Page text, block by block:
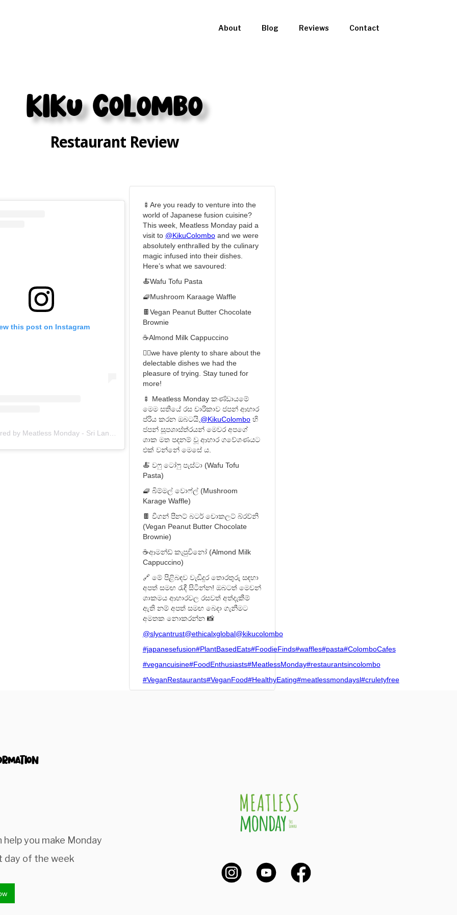
About Blog Reviews Contact
KIKU Colombo
Restaurant Review
this post on Instagram
🍢Are you ready to venture into the
world of Japanese fusion cuisine?
This week, Meatless Monday paid a
visit to @KikuColomboand we were
absolutely enthralled by the culinary
magic infused into their dishes.
Here’s what we savoured:
🍝Wafu Tofu Pasta
🧇Mushroom Karaage Waffle
🍫Vegan Peanut Butter Chocolate
Brownie
☕️Almond Milk Cappuccino
👇🏼we have plenty to share about the
delectable dishes we had the
pleasure of trying. Stay tuned for
more!
🍢 Meatless Monday කණ්ඩායමේ
මෙම සතියේ රස චාරිකාව ජපන් ආහාර
ප්රිය කරන ඔබටයි, @KikuColomboහි
ජපන් සූපශාස්ත්රයන් මෙවර අපගේ
ශාක මත පදනම් වූ ආහාර ගවේශණයට
එක් වන්නේ මෙසේ ය.
🍝 වෆු ටෝෆු පැස්ටා (Wafu Tofu
Pasta)
🧇 බිම්මල් වොෆ්ල් (Mushroom
Karage Waffle)
🍫 වීගන් පීනට් බටර් චොකලට් බ්රව්නි
(Vegan Peanut Butter Chocolate
Brownie)
☕️ආමන්ඩ් කැපුචිනෝ (Almond Milk
Cappuccino)
🔗 මේ පිළිබඳව වැඩිදුර තොරතුරු සඳහා
අපත් සමඟ රැඳී සිටින්න! ඔබටත් මෙවන්
ශාකමය ආහාරවල රසවත් අත්දැකීම්
ඇති නම් අපත් සමඟ බෙදා ගැනීමට
අමතක නොකරන්න 📸
@slycantrust@ethicalxglobal@kikucolombo
#japanesefusion#PlantBasedEats#FoodieFinds#waffles#pasta#ColomboCafes
#vegancuisine#FoodEnthusiasts#MeatlessMonday#restaurantsincolombo
#VeganRestaurants#VeganFood#HealthyEating#meatlessmondaysl#cruletyfree
help you make Monday
day of the week